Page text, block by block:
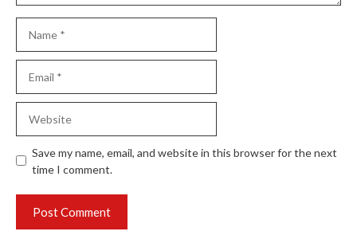
Save my name, email, and website in this browser for the next
time I comment.